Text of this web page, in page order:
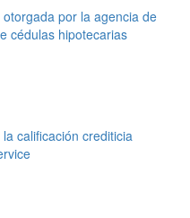
por la agencia de
cédulas hipotecarias
calificación crediticia